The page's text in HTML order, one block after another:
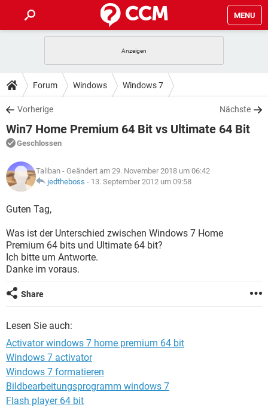
MENU
ANDROID IOS
WINDOWS 10
WHATSAPP TIKTOK
FACEBOOK
TIPPS & TRICKS
SPIELE STREAMING
WINDOWS 10
WHATSAPP
FACEBOOK HARDWARE
DOWNLOADS
SPIELE STREAMING
ANDROID
WINDOWS 10 INSTAGRAM
WHATSAPP
FACEBOOK
FORUM
SPIELE
ANDROID IOS
FACEBOOK HARDWARE
LEXIKON
SPIELE
ANDROID
WINDOWS 10 INSTAGRAM
WHATSAPP
FACEBOOK
Forum Windows Windows 7
Vorherige Nächste
Win7 Home Premium 64 Bit vs Ultimate 64 Bit
Geschlossen
Taliban - Geändert am 29. November 2018 um 06:42
jedtheboss - 13. September 2012 um 09:58
Guten Tag,
Was ist der Unterschied zwischen Windows 7 Home
Premium 64 bits und Ultimate 64 bit?
Ich bitte um Antworte.
Danke im voraus.
Share
Lesen Sie auch:
Activator windows 7 home premium 64 bit
Windows 7 activator
Windows 7 formatieren
Bildbearbeitungsprogramm windows 7
Flash player 64 bit